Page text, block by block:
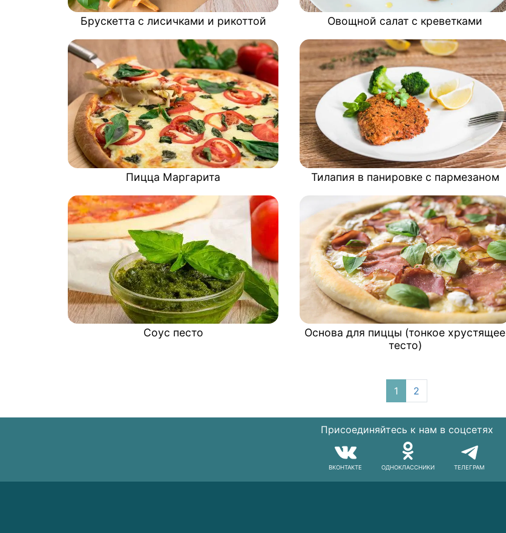
Брускетта с лисичками и рикоттой Овощной салат с креветками
Пицца Маргарита Тилапия в панировке с пармезаном
Соус песто
Основа для пиццы (тонкое хрустящее
тесто)
1 2
Присоединяйтесь к нам в соцсетях
ВКОНТАКТЕ ОДНОКЛАССНИКИ ТЕЛЕГРАМ